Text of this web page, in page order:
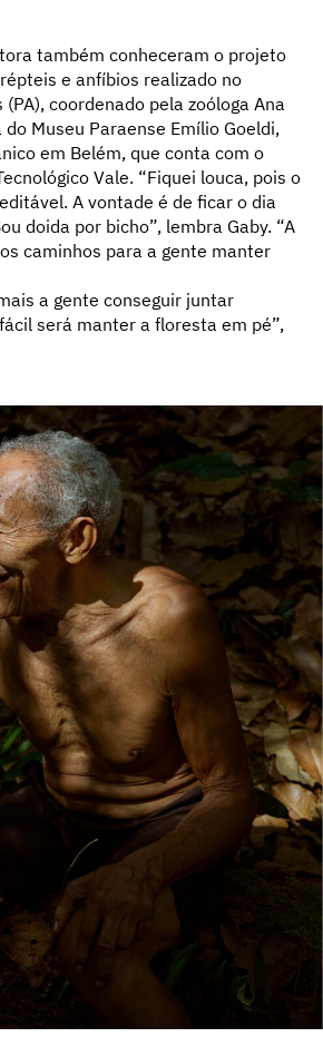
também conheceram o projeto
e anfíbios realizado no
coordenado pela zoóloga Ana
Museu Paraense Emílio Goeldi,
em Belém, que conta com o
Vale. “Fiquei louca, pois o
A vontade é de ficar o dia
doida por bicho”, lembra Gaby. “A
caminhos para a gente manter
a gente conseguir juntar
será manter a floresta em pé”,